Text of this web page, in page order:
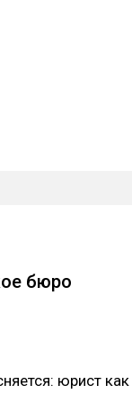
бюро
юрист как